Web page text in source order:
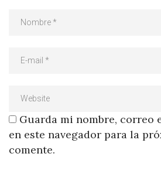
Guarda mi nombre, correo
en este navegador para la
comente.